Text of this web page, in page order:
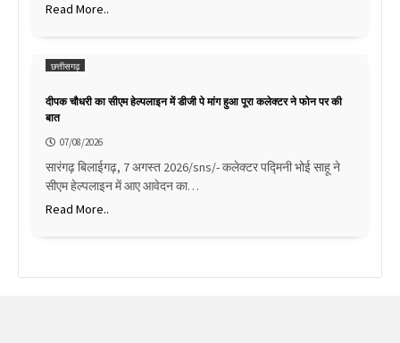
Read More..
छत्तीसगढ़
दीपक चौधरी का सीएम हेल्पलाइन में डीजी पे मांग हुआ पूरा कलेक्टर ने फोन पर की
बात
07/08/2026
सारंगढ़ बिलाईगढ़, 7 अगस्त 2026/sns/- कलेक्टर पद्मिनी भोई साहू ने
सीएम हेल्पलाइन में आए आवेदन का…
Read More..